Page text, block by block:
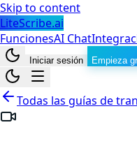
Skip to content
LiteScribe.ai
FuncionesAI Chat
Iniciar sesión Empieza
Todas las guías de